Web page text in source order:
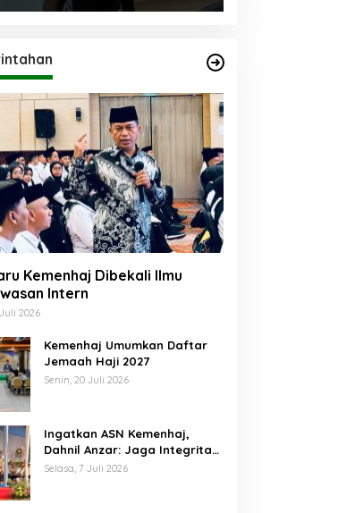
Kemenhaj Dibekali Ilmu
Intern
2026
Kemenhaj Umumkan Daftar
Jemaah Haji 2027
Senin, 20 Juli 2026
Ingatkan ASN Kemenhaj,
Dahnil Anzar: Jaga Integritas,
Hentikan Praktik Menjadikan
Selasa, 7 Juli 2026